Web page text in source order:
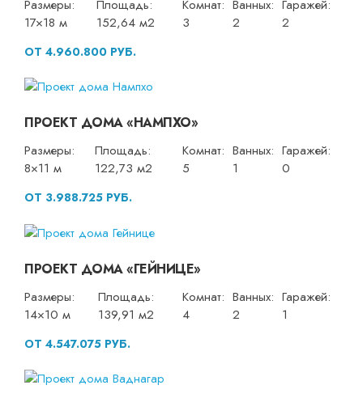
Размеры:
17×18 м
Площадь:
152,64 м2
Комнат:
3
Ванных:
2
Гаражей:
2
ОТ 4.960.800 РУБ.
ПРОЕКТ ДОМА «НАМПХО»
Размеры:
8×11 м
Площадь:
122,73 м2
Комнат:
5
Ванных:
1
Гаражей:
0
ОТ 3.988.725 РУБ.
ПРОЕКТ ДОМА «ГЕЙНИЦЕ»
Размеры:
14×10 м
Площадь:
139,91 м2
Комнат:
4
Ванных:
2
Гаражей:
1
ОТ 4.547.075 РУБ.